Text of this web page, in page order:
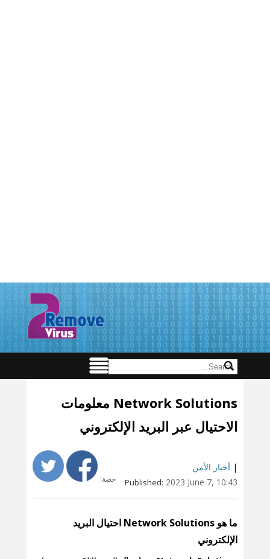
Network Solutions معلومات
الاحتيال عبر البريد الإلكتروني
| أخبار الأمن
Published: 2023 June 7, 10:43 حصة:
ما هو Network Solutions احتيال البريد
الإلكتروني